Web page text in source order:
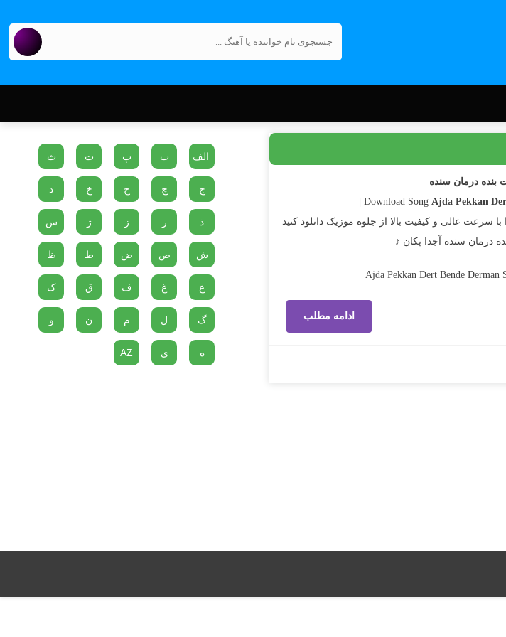
بنده درمان سنده
Ajda Pekkan
با سرعت عالی و کیفیت بالا از جلوه موزیک دانلود کنید
درمان سنده آجدا پکان ♪
ادامه مطلب
الف ب پ ت ث
ج چ ح خ د
ذ ر ز ژ س
ش ص ض ط ظ
ع غ ف ق ک
گ ل م ن و
ه ی AZ